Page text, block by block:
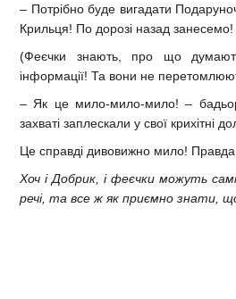
– Потрібно буде вигадати
Крильця! По дорозі назад
(Феєчки знають, про що
інформації! Та вони не
– Як це мило-мило-мило! –
захваті заплескали у свої крихітні
Це справді дивовижно мило!
Хоч і Добрик, і феєчки можуть
речі, та все ж як приємно знати,